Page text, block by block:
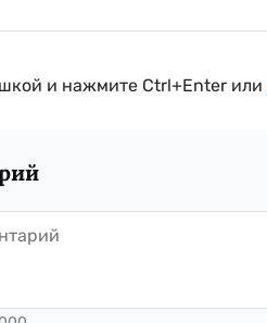
и нажмите Ctrl+Enter или